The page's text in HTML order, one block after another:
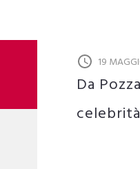
19
Da